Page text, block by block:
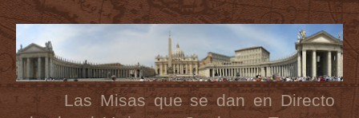
Las Misas que se dan en Directo